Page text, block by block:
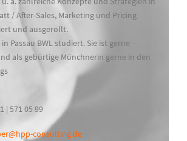
/ After-Sales, Marketing und Pricing
und ausgerollt.
Passau BWL studiert. Sie ist gerne
als gebürtige Münchnerin gerne in den
| 571 05 99
consulting.de